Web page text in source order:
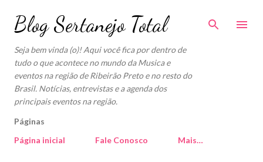
Pular para o conteúdo principal
Blog Sertanejo Total
Seja bem vinda (o)! Aqui você fica por dentro de
tudo o que acontece no mundo da Musica e
eventos na região de Ribeirão Preto e no resto do
Brasil. Notícias, entrevistas e a agenda dos
principais eventos na região.
Páginas
Página inicial
Fale Conosco Mais…